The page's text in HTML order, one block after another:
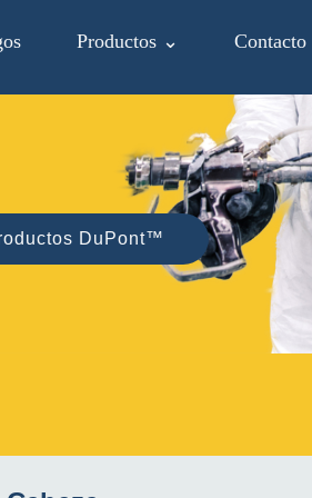
Productos ⌄ Contacto
DuPont™